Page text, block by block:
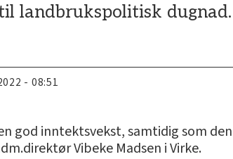
landbrukspolitisk dugnad.
- 08:51
god inntektsvekst, samtidig som
Vibeke Madsen i Virke.